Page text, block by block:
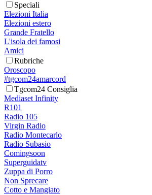
Speciali
Elezioni Italia
Elezioni estero
Grande Fratello
L'isola dei famosi
Amici
Rubriche
Oroscopo
#tgcom24amarcord
Tgcom24 Consiglia
Mediaset Infinity
R101
Radio 105
Virgin Radio
Radio Montecarlo
Radio Subasio
Comingsoon
Superguidatv
Zuppa di Porro
Non Sprecare
Cotto e Mangiato